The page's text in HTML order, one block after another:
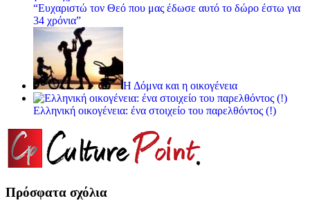
“Ευχαριστώ τον Θεό που μας έδωσε αυτό το δώρο έστω για
34 χρόνια”
Η Δόμνα και η οικογένεια
Ελληνική οικογένεια: ένα στοιχείο του παρελθόντος (!)
Πρόσφατα σχόλια